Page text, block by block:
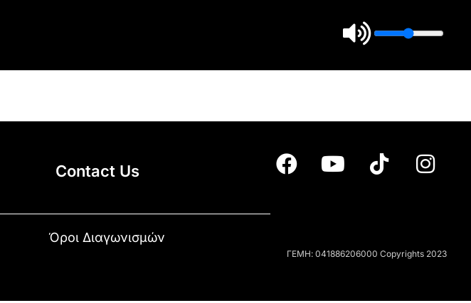
Contact Us
Όροι Διαγωνισμών
ΓΕΜΗ: 041886206000 Copyrights 2023